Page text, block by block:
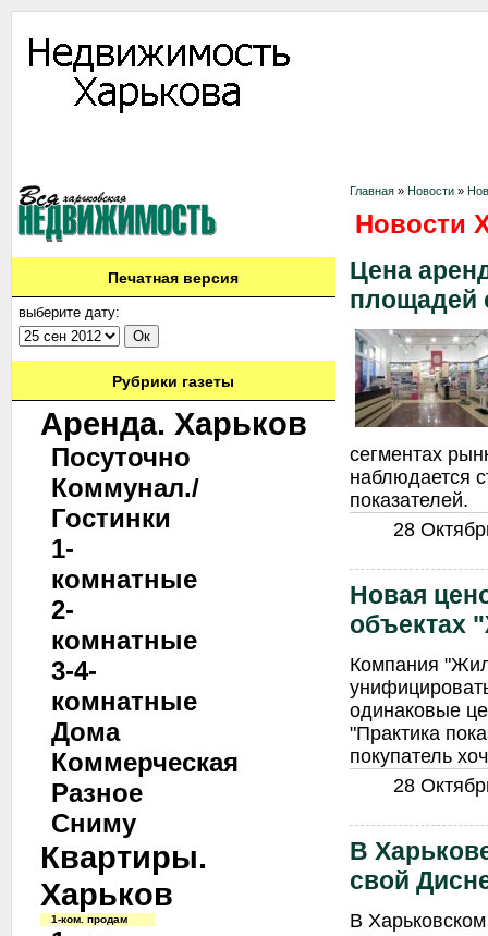
Печатная версия
выберите дату:
Рубрики газеты
Аренда. Харьков
Посуточно
Коммунал./
Гостинки
1-
комнатные
2-
комнатные
3-4-
комнатные
Дома
Коммерческая
Разное
Сниму
Квартиры.
Харьков
1-ком. продам
Главная » Новости »
Новости
Цена
площадей
сегментах
наблюдается
показателей.
28
Новая
объектах
Компания
одинаковые
"Практика
покупатель
28
В
свой
В